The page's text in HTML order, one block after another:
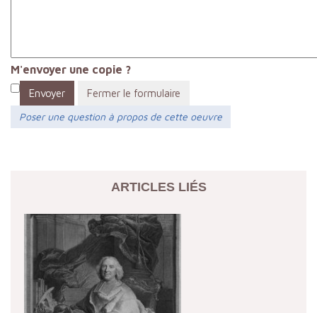
M'envoyer une copie ?
Envoyer
Fermer le formulaire
Poser une question à propos de cette oeuvre
ARTICLES LIÉS